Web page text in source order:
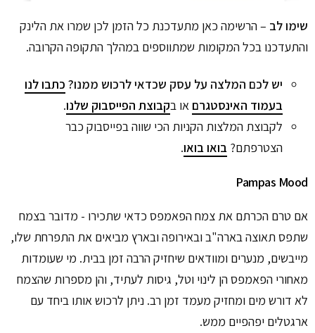
שימו לב – הרשימה כאן מתעדכנת כל הזמן לכן שמרו את הלינק
והתעדכנו בכל המקומות שמתווספים במהלך התקופה הקרובה.
יש לכם המלצה על עסק שכדאי לרכוש ממנו? כתבו לנו
בעמוד האינסטגרם או בקבוצת הפייסבוק שלנו.
לקבוצת המלצות הקניות הכי שווה בפייסבוק כבר
הצטרפתם? בואו בואו.
Pampas Mood
אם טרם הכרתם את צמח הפאמפס כדאי שתכירו - מדובר בצמח
שתפס תאוצה בארה"ב ובאירופה ובארץ מביאים את התפרחת שלו,
מייבשים, מנערים ומוודאים שיחזיק הרבה זמן בבית. מי שעומדות
מאחורי הפאמפס הן לינוי וטל, גיסות לעתיד, והן מספרות שהצמח
לא דורש מים ומחזיק מעמד זמן רב. ניתן לרכוש אותו ביחד עם
ארגטלים יפהפיים ממש.